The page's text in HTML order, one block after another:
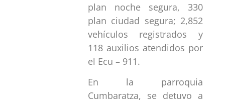
plan noche segura, 330
plan ciudad segura; 2,852
vehículos registrados y
118 auxilios atendidos por
el Ecu – 911.
En la parroquia
Cumbaratza, se detuvo a